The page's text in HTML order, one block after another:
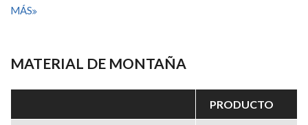
MÁS
MATERIAL DE MONTAÑA
PRODUCTO